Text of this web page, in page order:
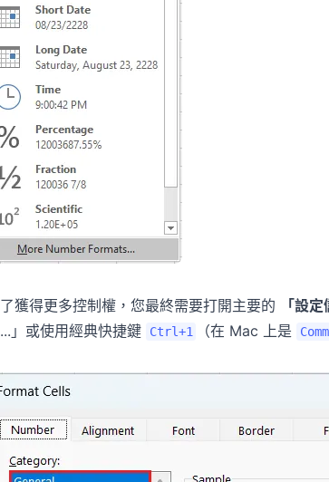
獲得更多控制權，您最終需要打開主要的 「設
」或使用經典快捷鍵
Ctrl+1 （在 Mac 上是